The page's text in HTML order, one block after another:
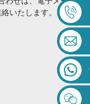
いたします。